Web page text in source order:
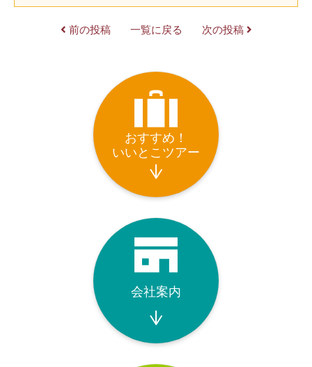
前の投稿 一覧に戻る 次の投稿
おすすめ！
いいとこツアー
会社案内